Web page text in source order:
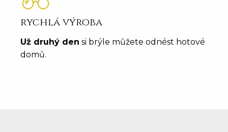
rychlá výroba
Už druhý den si brýle můžete odnést hotové
domů.